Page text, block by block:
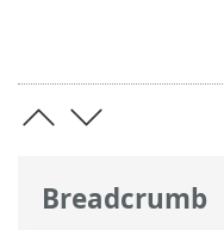
Breadcrumb